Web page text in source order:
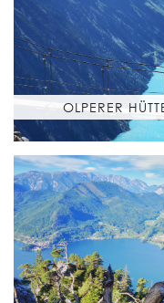
OLPERER